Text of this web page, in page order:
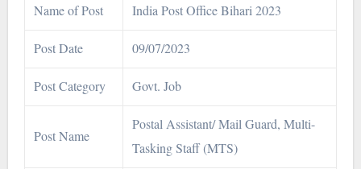
Name of Post India Post Office Bihari 2023
Post Date 09/07/2023
Post Category Govt. Job
Post Name
Postal Assistant/ Mail Guard, Multi-
Tasking Staff (MTS)